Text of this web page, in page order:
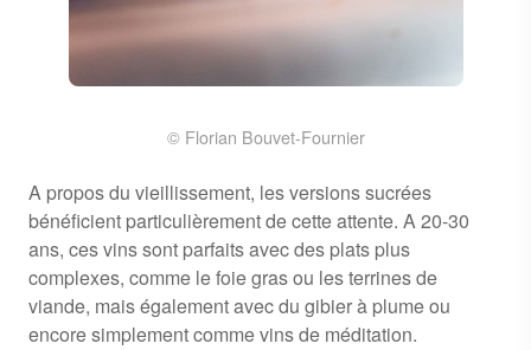
© Florian Bouvet-Fournier
A propos du vieillissement, les versions sucrées
bénéficient particulièrement de cette attente. A 20-30
ans, ces vins sont parfaits avec des plats plus
complexes, comme le foie gras ou les terrines de
viande, mais également avec du gibier à plume ou
encore simplement comme vins de méditation.